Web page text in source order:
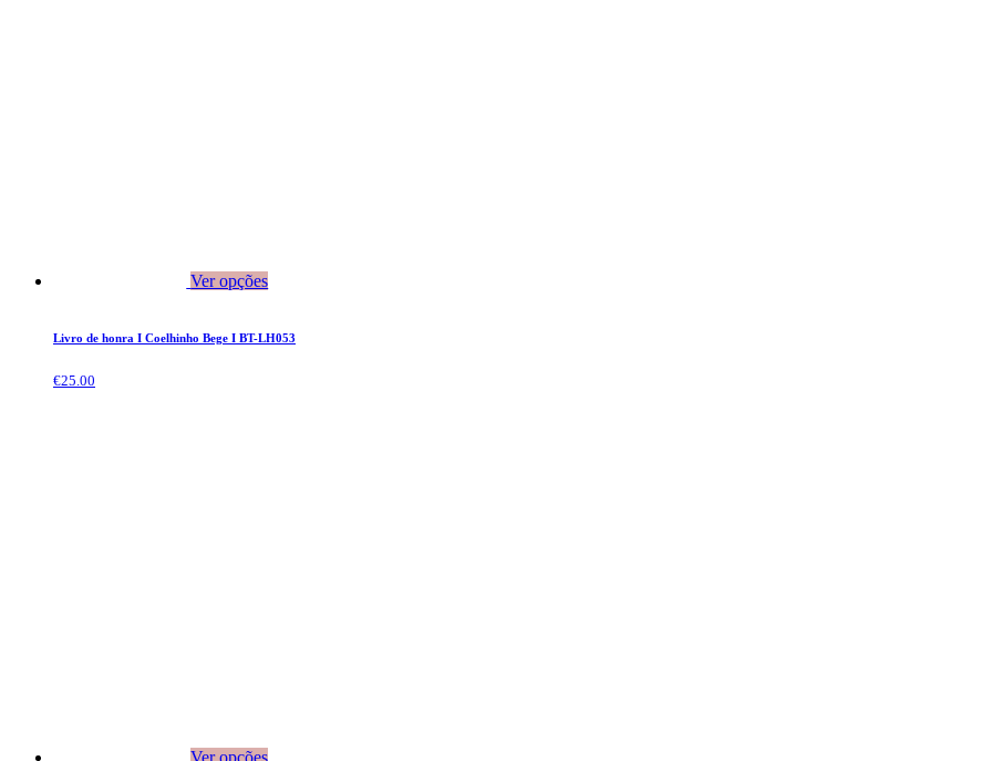
Ver opções
Livro de honra I Coelhinho Bege I BT-LH053
€25.00
Ver opções